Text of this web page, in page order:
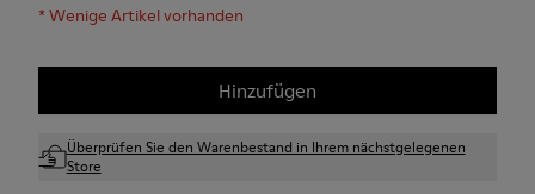
*Wenige Artikel vorhanden
Hinzufügen
Überprüfen Sie den Warenbestand in Ihrem nächstgelegenen
Store